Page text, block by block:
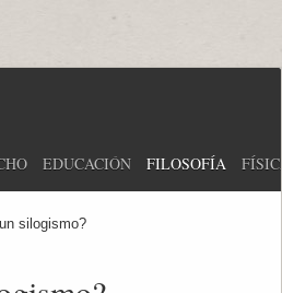
EDUCACIÓN FILOSOFÍA
silogismo?